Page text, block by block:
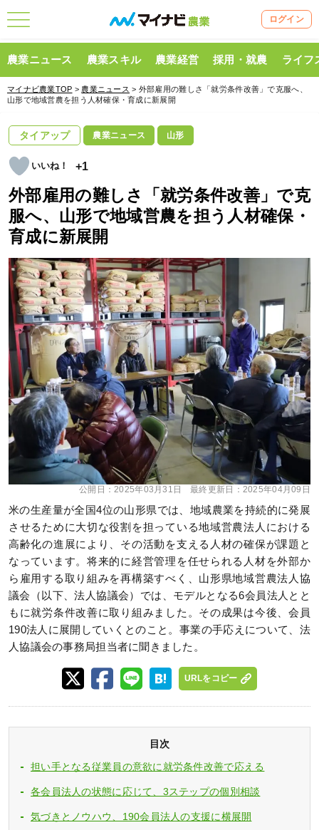
ログイン
農業ニュース 農業スキル 農業経営 採用・就農 ライフ
マイナビ農業TOP > 農業ニュース > 外部雇用の難しさ「就労条件改善」で克服へ、
山形で地域営農を担う人材確保・育成に新展開
タイアップ 農業ニュース 山形
+1
外部雇用の難しさ「就労条件改善」で克
服へ、山形で地域営農を担う人材確保・
育成に新展開
公開日：2025年03月31日 最終更新日： 2025年04月09日
米の生産量が全国4位の山形県では、地域農業を持続的に発展
させるために大切な役割を担っている地域営農法人における
高齢化の進展により、その活動を支える人材の確保が課題と
なっています。将来的に経営管理を任せられる人材を外部か
ら雇用する取り組みを再構築すべく、山形県地域営農法人協
議会（以下、法人協議会）では、モデルとなる6会員法人とと
もに就労条件改善に取り組みました。その成果は今後、会員
190法人に展開していくとのこと。事業の手応えについて、法
人協議会の事務局担当者に聞きました。
URLをコピー
目次
担い手となる従業員の意欲に就労条件改善で応える
各会員法人の状態に応じて、3ステップの個別相談
気づきとノウハウ、190会員法人の支援に横展開